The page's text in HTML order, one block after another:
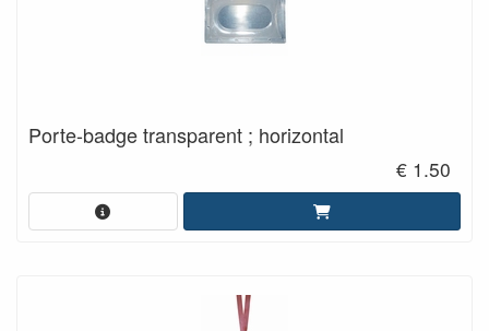
Porte-badge transparent ; horizontal
€ 1.50